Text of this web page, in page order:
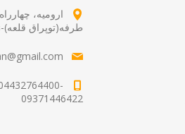
ارومیه،
طرفه(توپراق
09371446422